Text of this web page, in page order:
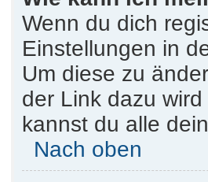
Wenn du dich
Einstellungen in
Um diese zu
der Link dazu
kannst du alle
Nach oben